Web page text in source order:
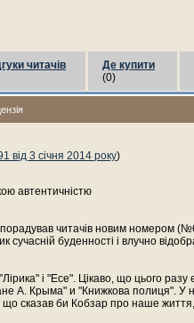
читачів
Де купити
(0)
від 3 січня 2014 року)
автентичністю
порадував читачів новим номером
сучасній буденності і влучно
і "Есе". Цікаво, що цього разу
А. Крыма" и "Книжкова полиця". У
сказав би Кобзар про наше